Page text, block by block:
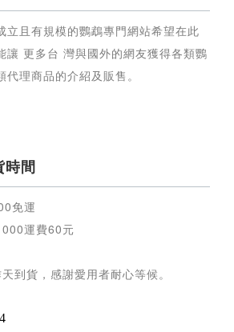
立且有規模的鸚鵡專門網站希望在此
讓 更多台 灣與國外的網友獲得各類鸚
理商品的介紹及販售。
時間
免運
運費60元
到貨，感謝愛用者耐心等候。